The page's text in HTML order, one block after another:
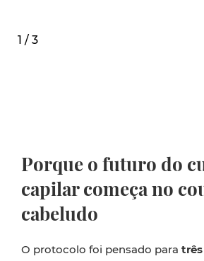
1 / 3
Porque o futuro do
capilar começa no
cabeludo
O protocolo foi pensado para três